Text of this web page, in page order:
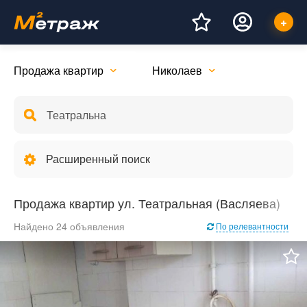
Продажа квартир Николаев
Расширенный поиск
Продажа квартир ул. Театральная (Васляева)
Найдено 24 объявления По релевантности